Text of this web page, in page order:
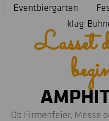
Eventbiergarten
klag-
Lasset
Ob Firmenfeier, Messe